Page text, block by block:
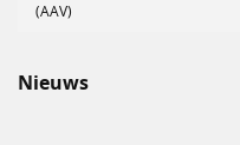
(AAV)
Nieuws